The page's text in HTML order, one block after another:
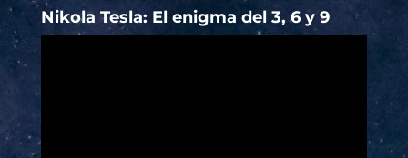
Nikola Tesla: El enigma del 3, 6 y 9